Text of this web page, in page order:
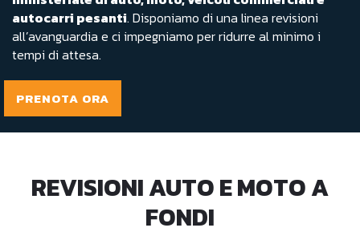
autocarri pesanti. Disponiamo di una linea revisioni
all’avanguardia e ci impegniamo per ridurre al minimo i
tempi di attesa.
PRENOTA ORA
REVISIONI AUTO E MOTO A
FONDI